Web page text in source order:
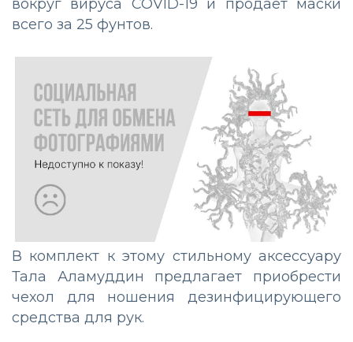
вокруг вируса COVID-19 и продает маски
всего за 25 фунтов.
В комплект к этому стильному аксессуару
Тала Аламуддин предлагает приобрести
чехол для ношения дезинфицирующего
средства для рук.